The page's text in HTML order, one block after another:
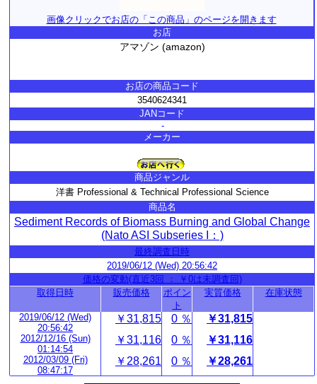
画像クリックでお店の「この商品」のページを開きます
お店
アマゾン (amazon)
お店の商品コード
3540624341
JANコード
-
メーカー
商品ジャンル
洋書 Professional & Technical Professional Science
商品名
Sediment Records of Biomass Burning and Global Change
(Nato ASI Subseries I：)
最終調査日時
2019/06/12 (Wed) 20:56:42
価格の変動(直近3回 ： ￥0は未調査回)
取得日時
販売価格
ポイン
ト
実質価格 在庫状態
2019/06/12 (Wed)
20:56:42
￥31,815 0 ％ ￥31,815
2012/12/16 (Sun)
01:14:54
￥31,116 0 ％ ￥31,116
2012/03/09 (Fri)
08:47:17
￥28,261 0 ％ ￥28,261